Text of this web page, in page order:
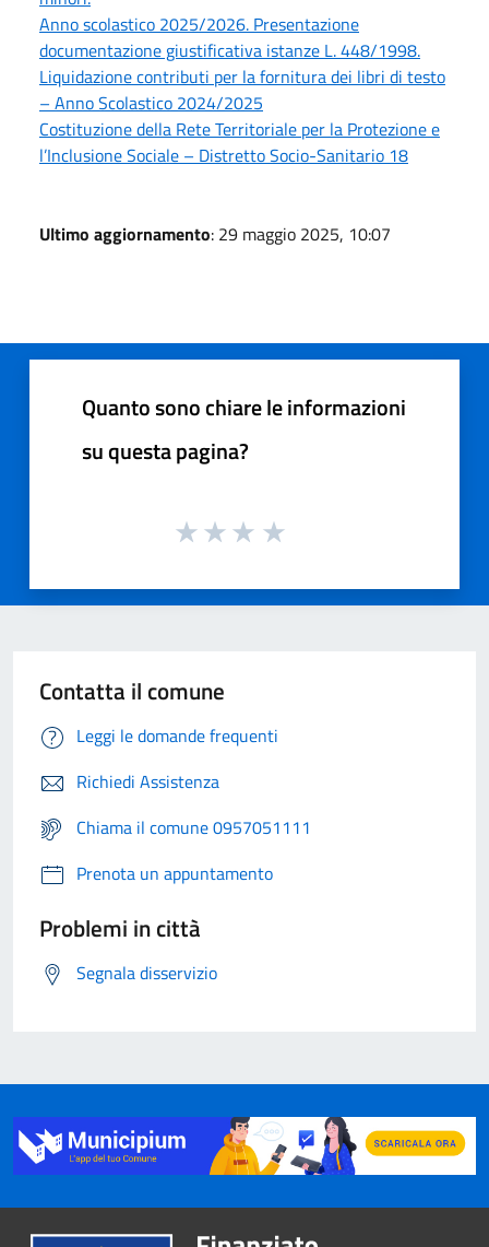
Anno scolastico 2025/2026. Presentazione
documentazione giustificativa istanze L. 448/1998.
Liquidazione contributi per la fornitura dei libri di testo
– Anno Scolastico 2024/2025
Costituzione della Rete Territoriale per la Protezione e
l’Inclusione Sociale – Distretto Socio-Sanitario 18
Ultimo aggiornamento: 29 maggio 2025, 10:07
Quanto sono chiare le informazioni
su questa pagina?
Contatta il comune
Leggi le domande frequenti
Richiedi Assistenza
Chiama il comune 0957051111
Prenota un appuntamento
Problemi in città
Segnala disservizio